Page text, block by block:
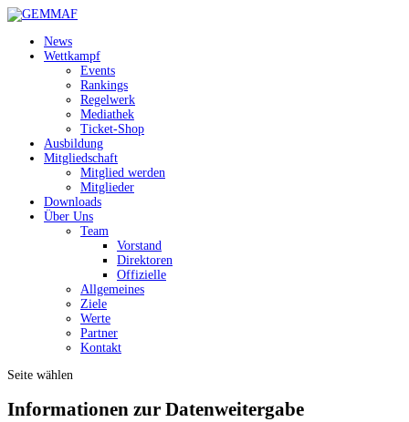
News
Wettkampf
Events
Rankings
Regelwerk
Mediathek
Ticket-Shop
Ausbildung
Mitgliedschaft
Mitglied werden
Mitglieder
Downloads
Über Uns
Team
Vorstand
Direktoren
Offizielle
Allgemeines
Ziele
Werte
Partner
Kontakt
Seite wählen
Informationen zur Datenweitergabe